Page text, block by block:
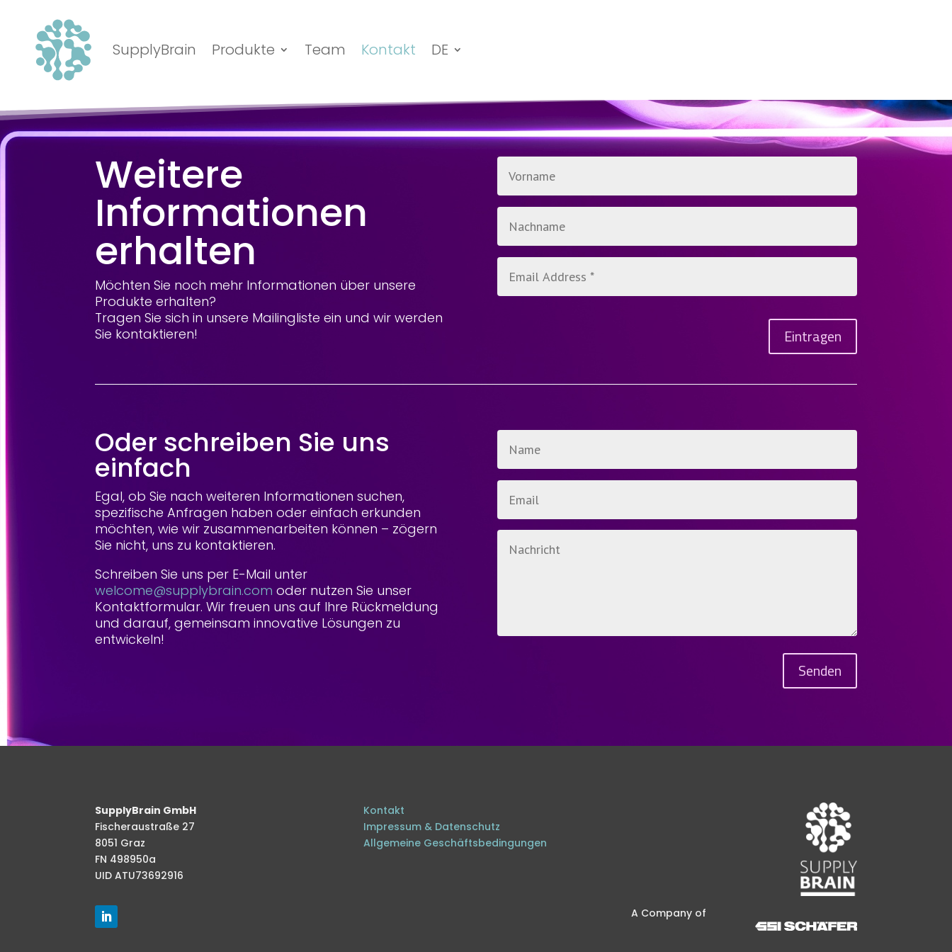
SupplyBrain Produkte Team Kontakt DE
Weitere
Informationen
erhalten
Möchten Sie noch mehr Informationen über unsere
Produkte erhalten?
Tragen Sie sich in unsere Mailingliste ein und wir werden
Sie kontaktieren!
Oder schreiben Sie uns
einfach
Egal, ob Sie nach weiteren Informationen suchen,
spezifische Anfragen haben oder einfach erkunden
möchten, wie wir zusammenarbeiten können – zögern
Sie nicht, uns zu kontaktieren.
Schreiben Sie uns per E-Mail unter
welcome@supplybrain.com oder nutzen Sie unser
Kontaktformular. Wir freuen uns auf Ihre Rückmeldung
und darauf, gemeinsam innovative Lösungen zu
entwickeln!
Senden
SupplyBrain GmbH
Fischeraustraße 27
8051 Graz
FN 498950a
UID ATU73692916
Kontakt
Impressum & Datenschutz
Allgemeine Geschäftsbedingungen
A Company of